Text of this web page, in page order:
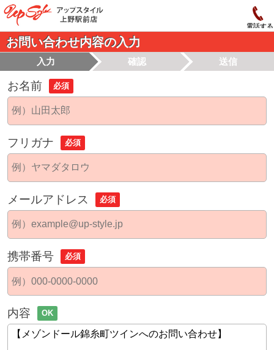
電話する
お問い合わせ内容の入力
入力 確認 送信
お名前 必須
フリガナ 必須
メールアドレス 必須
携帯番号 必須
内容 OK